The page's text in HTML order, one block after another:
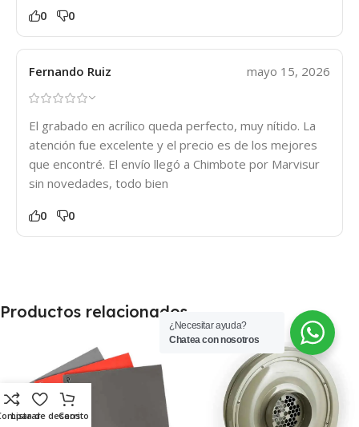
0 0
Fernando Ruiz mayo 15, 2026
El grabado en acrílico queda perfecto, muy nítido. La
atención fue excelente y el precio es de los mejores
que encontré. El envío llegó a Chimbote por Marvisur
sin novedades, todo bien
0 0
Productos relacionados
Lista de deseos
Carrito
¿Necesitar ayuda?
Chatea con nosotros